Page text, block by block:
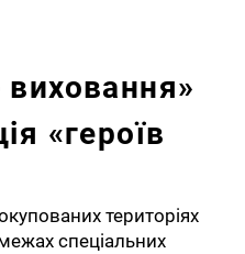
виховання»
«героїв
територіях
спеціальних